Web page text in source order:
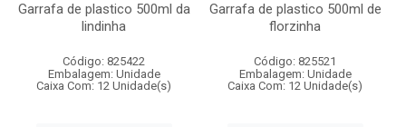
Garrafa de plastico 500ml da
lindinha
Código: 825422
Embalagem: Unidade
Caixa Com: 12 Unidade(s)
Garrafa de plastico 500ml de
florzinha
Código: 825521
Embalagem: Unidade
Caixa Com: 12 Unidade(s)